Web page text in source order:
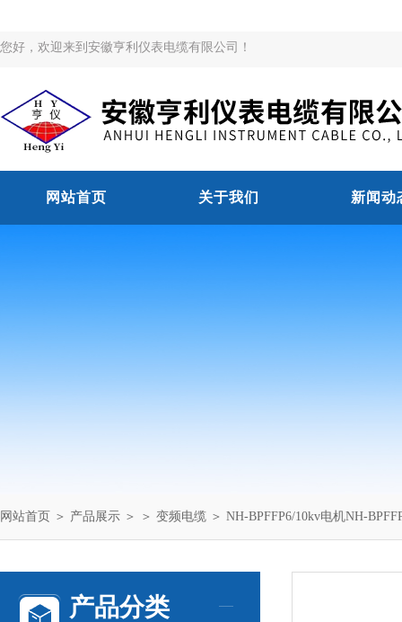
您好，欢迎来到安徽亨利仪表电缆有限公司！
网站首页 关于我们 新闻动
网站首页 ＞ 产品展示 ＞ ＞ 变频电缆 ＞ NH-BPFFP6/10kv电机NH-
产品分类